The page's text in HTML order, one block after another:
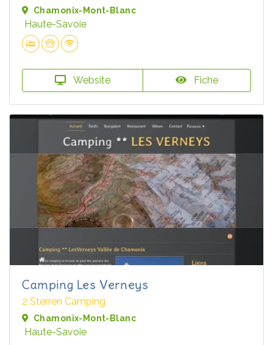
Chamonix-Mont-Blanc
Haute-Savoie
Website Fiche
Camping Les Verneys
2 Sterren Camping
Chamonix-Mont-Blanc
Haute-Savoie